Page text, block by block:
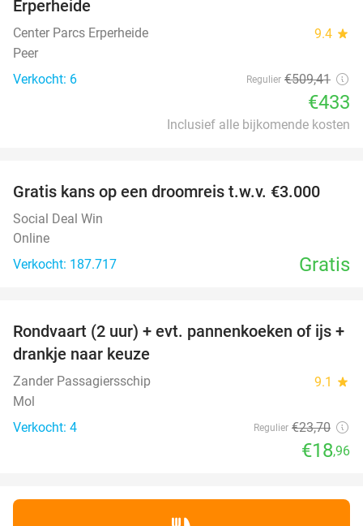
Erperheide
Center Parcs Erperheide 9.4 star
Peer
Verkocht: 6
Regulier €509,41
€433
Inclusief alle bijkomende kosten
Gratis kans op een droomreis t.w.v. €3.000
Social Deal Win
Online
Verkocht: 187.717
Gratis
20%
TODAY
Rondvaart (2 uur) + evt. pannenkoeken of ijs +
drankje naar keuze
Zander Passagiersschip 9.1 star
Mol
Verkocht: 4
Regulier €23,70
€18,96